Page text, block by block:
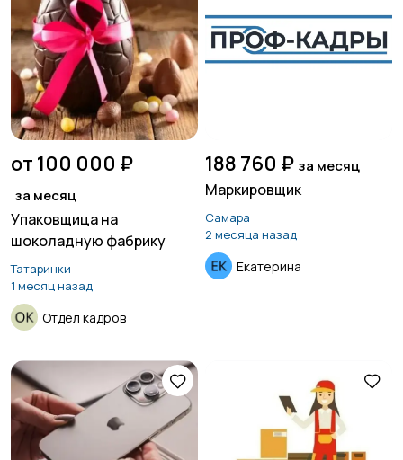
от 100 000 ₽
за месяц
Упаковщица на
шоколадную фабрику
Татаринки
1 месяц назад
Отдел кадров
188 760 ₽ за месяц
Маркировщик
Самара
2 месяца назад
Екатерина